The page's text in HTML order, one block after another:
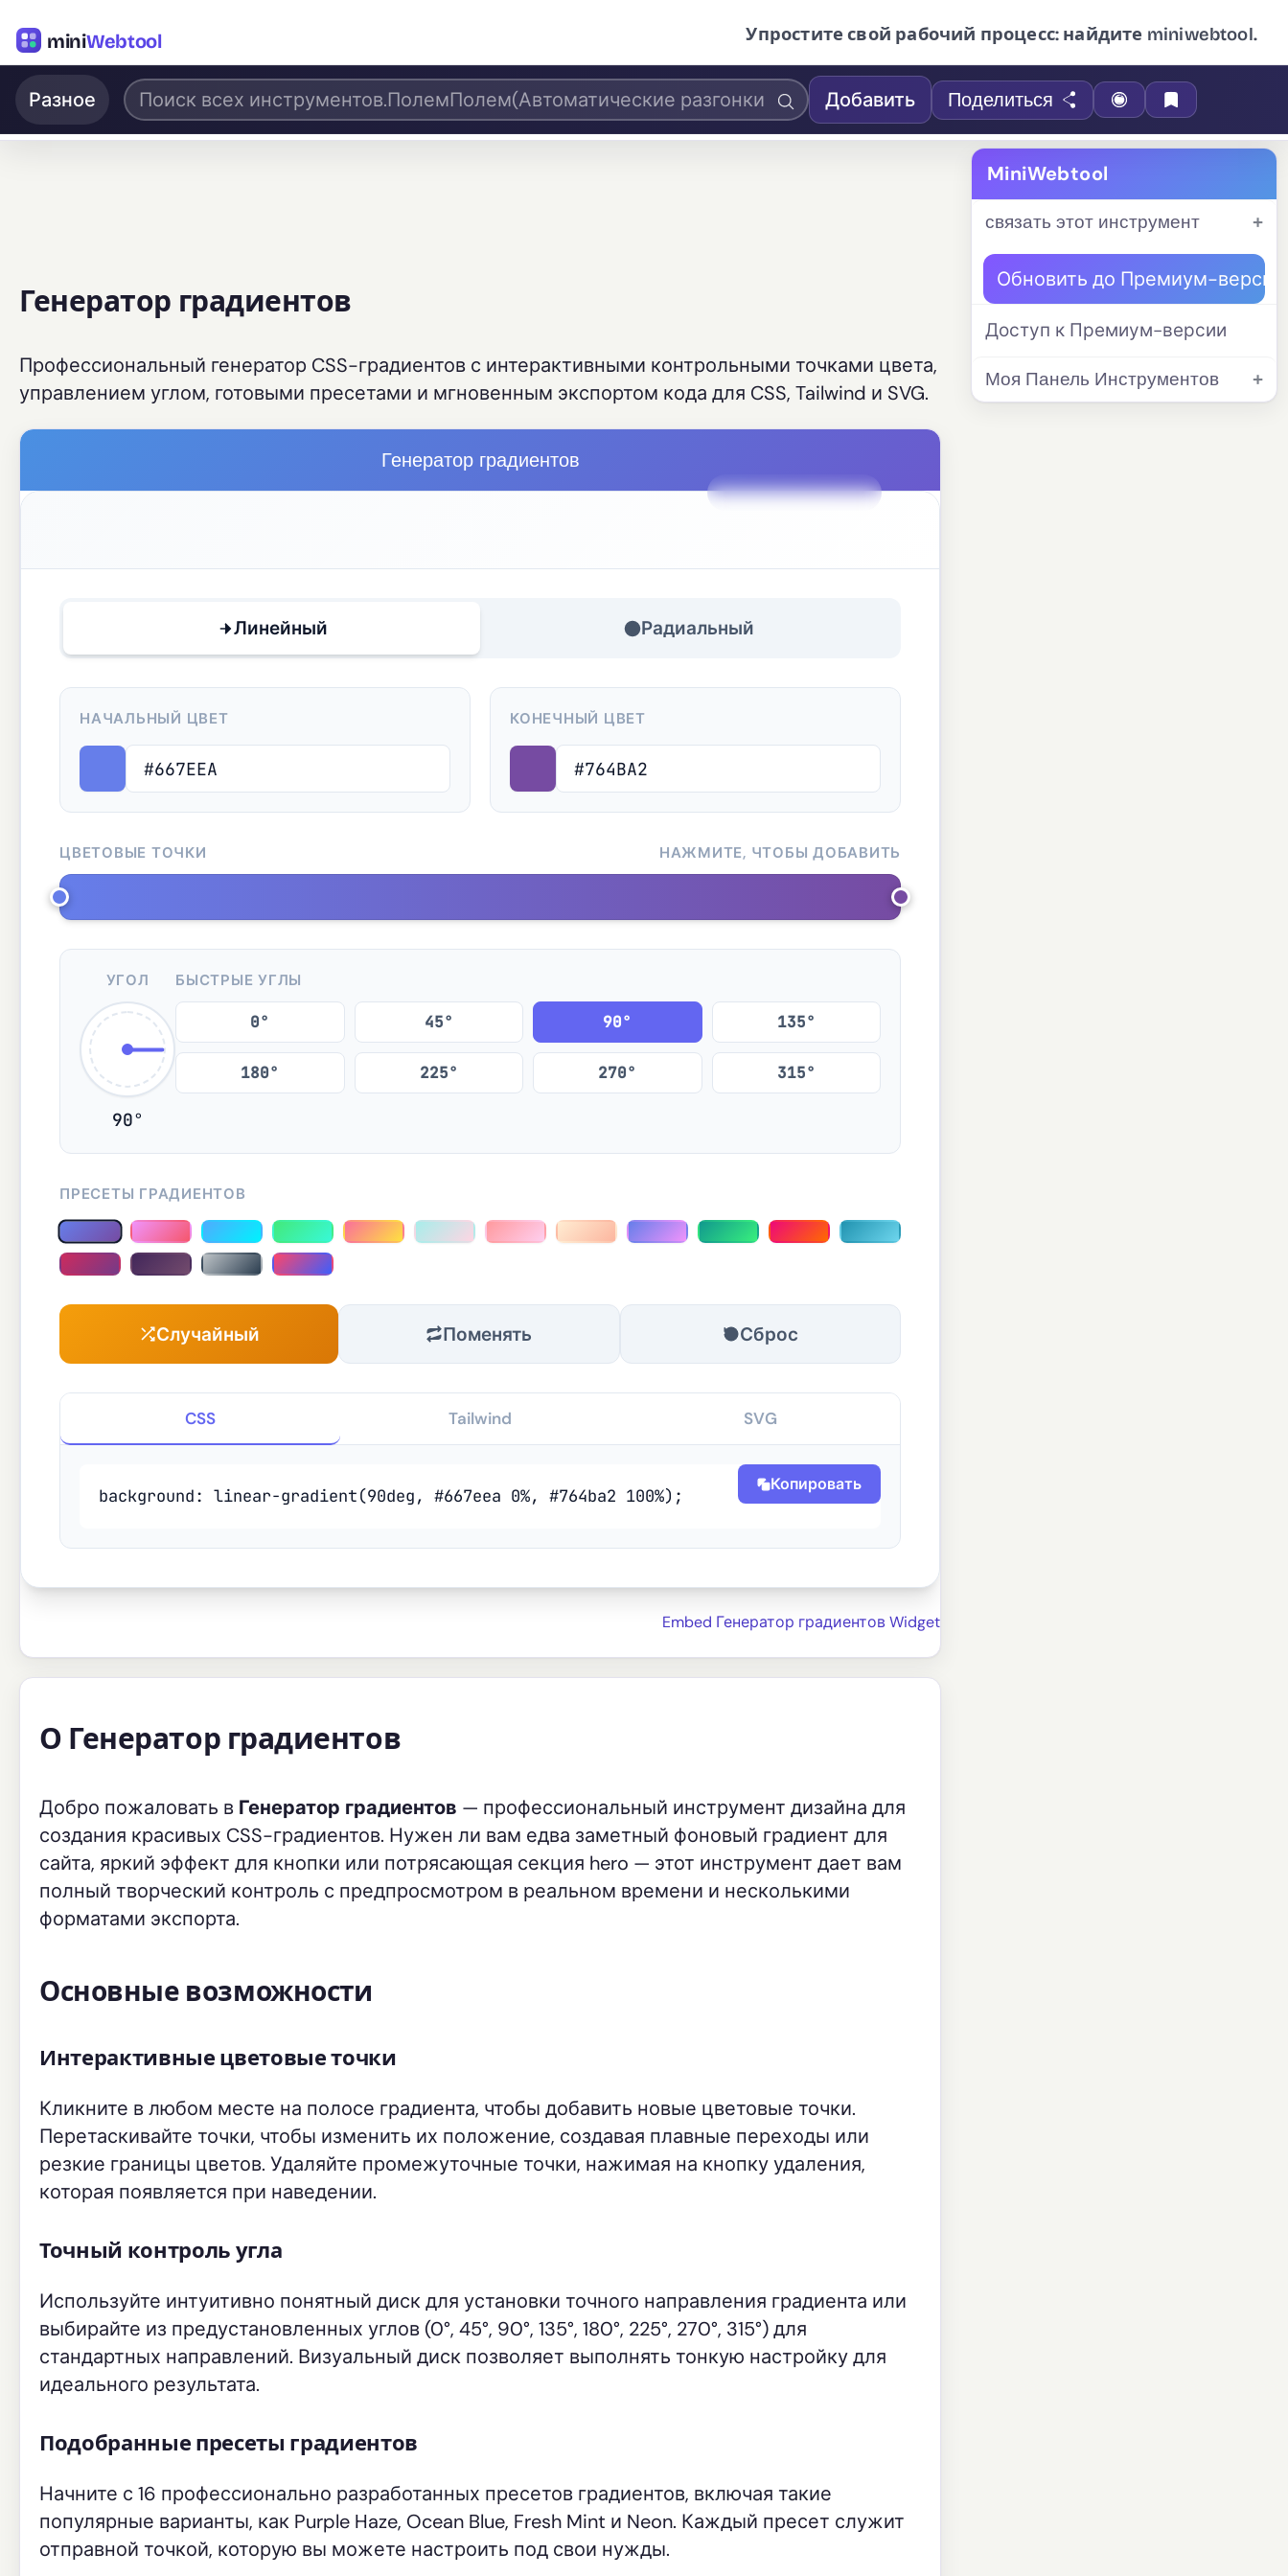
miniWebtool Упростите свой рабочий процесс: найдите miniwebtool.
Разное Добавить Поделиться
Генератор градиентов
Профессиональный генератор CSS-градиентов с интерактивными контрольными точками цвета,
управлением углом, готовыми пресетами и мгновенным экспортом кода для CSS, Tailwind и SVG.
Генератор градиентов
Показать фигуры
Линейный Радиальный
НАЧАЛЬНЫЙ ЦВЕТ КОНЕЧНЫЙ ЦВЕТ
ЦВЕТОВЫЕ ТОЧКИ НАЖМИТЕ, ЧТОБЫ ДОБАВИТЬ
УГОЛ
90°
БЫСТРЫЕ УГЛЫ
0° 45° 90° 135°
180° 225° 270° 315°
ПРЕСЕТЫ ГРАДИЕНТОВ
Случайный Поменять Сброс
CSS Tailwind SVG
background: linear-gradient(90deg, #667eea 0%, #764ba2 100%);
Копировать
Embed Генератор градиентов Widget
О Генератор градиентов
Добро пожаловать в Генератор градиентов — профессиональный инструмент дизайна для
создания красивых CSS-градиентов. Нужен ли вам едва заметный фоновый градиент для
сайта, яркий эффект для кнопки или потрясающая секция hero — этот инструмент дает вам
полный творческий контроль с предпросмотром в реальном времени и несколькими
форматами экспорта.
Основные возможности
Интерактивные цветовые точки
Кликните в любом месте на полосе градиента, чтобы добавить новые цветовые точки.
Перетаскивайте точки, чтобы изменить их положение, создавая плавные переходы или
резкие границы цветов. Удаляйте промежуточные точки, нажимая на кнопку удаления,
которая появляется при наведении.
Точный контроль угла
Используйте интуитивно понятный диск для установки точного направления градиента или
выбирайте из предустановленных углов (0°, 45°, 90°, 135°, 180°, 225°, 270°, 315°) для
стандартных направлений. Визуальный диск позволяет выполнять тонкую настройку для
идеального результата.
Подобранные пресеты градиентов
Начните с 16 профессионально разработанных пресетов градиентов, включая такие
популярные варианты, как Purple Haze, Ocean Blue, Fresh Mint и Neon. Каждый пресет служит
отправной точкой, которую вы можете настроить под свои нужды.
MiniWebtool
связать этот инструмент
Обновить до Премиум-версии
Доступ к Премиум-версии
Моя Панель Инструментов